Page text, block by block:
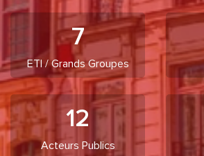
7
ETI / Grands Groupes
12
Acteurs Publics